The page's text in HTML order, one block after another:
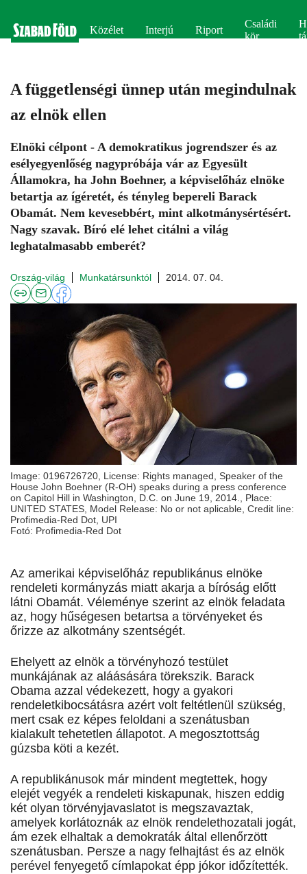
Közélet Interjú Riport
Családi
kör
A függetlenségi ünnep után megindulnak
az elnök ellen
Elnöki célpont - A demokratikus jogrendszer és az
esélyegyenlőség nagypróbája vár az Egyesült
Államokra, ha John Boehner, a képviselőház elnöke
betartja az ígéretét, és tényleg bepereli Barack
Obamát. Nem kevesebbért, mint alkotmánysértésért.
Nagy szavak. Bíró elé lehet citálni a világ
leghatalmasabb emberét?
Ország-világ Munkatársunktól 2014. 07. 04.
Image: 0196726720, License: Rights managed, Speaker of the
House John Boehner (R-OH) speaks during a press conference
on Capitol Hill in Washington, D.C. on June 19, 2014., Place:
UNITED STATES, Model Release: No or not aplicable, Credit line:
Profimedia-Red Dot, UPI
Fotó: Profimedia-Red Dot
Az amerikai képviselőház republikánus elnöke
rendeleti kormányzás miatt akarja a bíróság előtt
látni Obamát. Véleménye szerint az elnök feladata
az, hogy hűségesen betartsa a törvényeket és
őrizze az alkotmány szentségét.
Ehelyett az elnök a törvényhozó testület
munkájának az aláásására törekszik. Barack
Obama azzal védekezett, hogy a gyakori
rendeletkibocsátásra azért volt feltétlenül szükség,
mert csak ez képes feloldani a szenátusban
kialakult tehetetlen állapotot. A megosztottság
gúzsba köti a kezét.
A republikánusok már mindent megtettek, hogy
elejét vegyék a rendeleti kiskapunak, hiszen eddig
két olyan törvényjavaslatot is megszavaztak,
amelyek korlátoznák az elnök rendelethozatali jogát,
ám ezek elhaltak a demokraták által ellenőrzött
szenátusban. Persze a nagy felhajtást és az elnök
perével fenyegető címlapokat épp jókor időzítették.